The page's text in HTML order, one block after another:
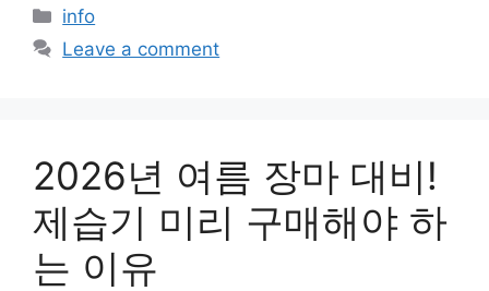
Categories
info
Leave a comment
2026년 여름 장마 대비!
제습기 미리 구매해야 하
는 이유